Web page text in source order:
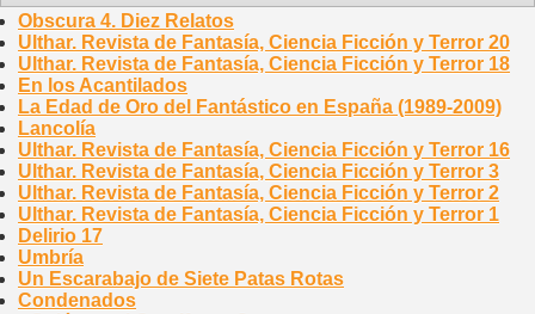
Obscura 4. Diez Relatos
Ulthar. Revista de Fantasía, Ciencia Ficción y Terror 20
Ulthar. Revista de Fantasía, Ciencia Ficción y Terror 18
En los Acantilados
La Edad de Oro del Fantástico en España (1989-2009)
Lancolía
Ulthar. Revista de Fantasía, Ciencia Ficción y Terror 16
Ulthar. Revista de Fantasía, Ciencia Ficción y Terror 3
Ulthar. Revista de Fantasía, Ciencia Ficción y Terror 2
Ulthar. Revista de Fantasía, Ciencia Ficción y Terror 1
Delirio 17
Umbría
Un Escarabajo de Siete Patas Rotas
Condenados